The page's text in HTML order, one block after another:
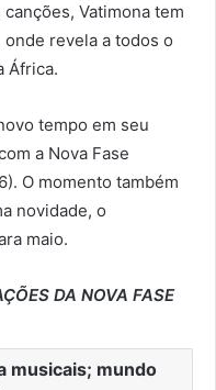
Vatimona tem
revela a todos o
África.
tempo em seu
a Nova Fase
O momento também
novidade, o
maio.
DA NOVA FASE
musicais; mundo